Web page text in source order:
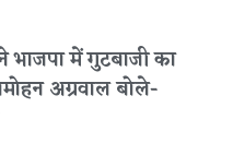
में गुटबाजी का
अग्रवाल बोले-